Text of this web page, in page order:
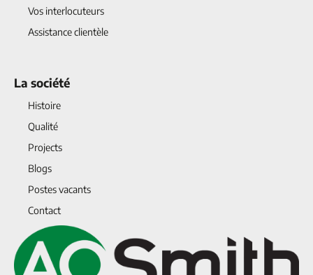
Vos interlocuteurs
Assistance clientèle
La société
Histoire
Qualité
Projects
Blogs
Postes vacants
Contact